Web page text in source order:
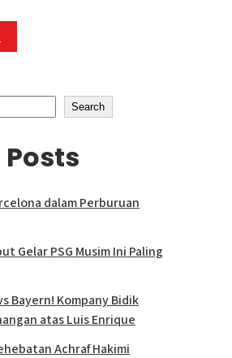
Search
dalam Perburuan
Gelar PSG Musim Ini Paling
Bayern! Kompany Bidik
atas Luis Enrique
Achraf Hakimi